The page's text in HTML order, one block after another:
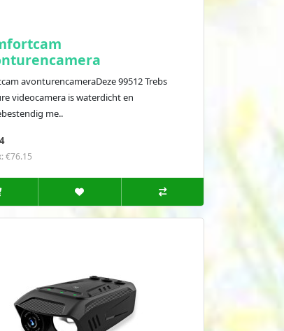
avonturencameraDeze 99512 Trebs
videocamera is waterdicht en
me..
€76.15